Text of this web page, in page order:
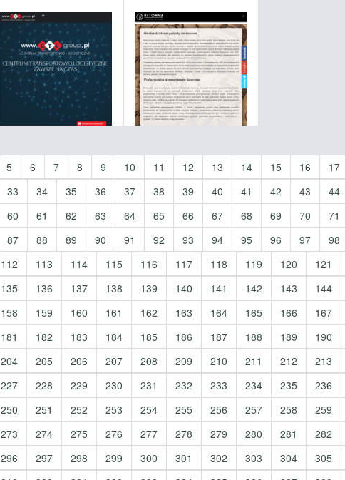
5 6 7 8 9 10 11 12 13 14 15 16 17
33 34 35 36 37 38 39 40 41 42 43 44
60 61 62 63 64 65 66 67 68 69 70 71
87 88 89 90 91 92 93 94 95 96 97 98
112 113 114 115 116 117 118 119 120 121
135 136 137 138 139 140 141 142 143 144
158 159 160 161 162 163 164 165 166 167
181 182 183 184 185 186 187 188 189 190
204 205 206 207 208 209 210 211 212 213
227 228 229 230 231 232 233 234 235 236
250 251 252 253 254 255 256 257 258 259
273 274 275 276 277 278 279 280 281 282
296 297 298 299 300 301 302 303 304 305